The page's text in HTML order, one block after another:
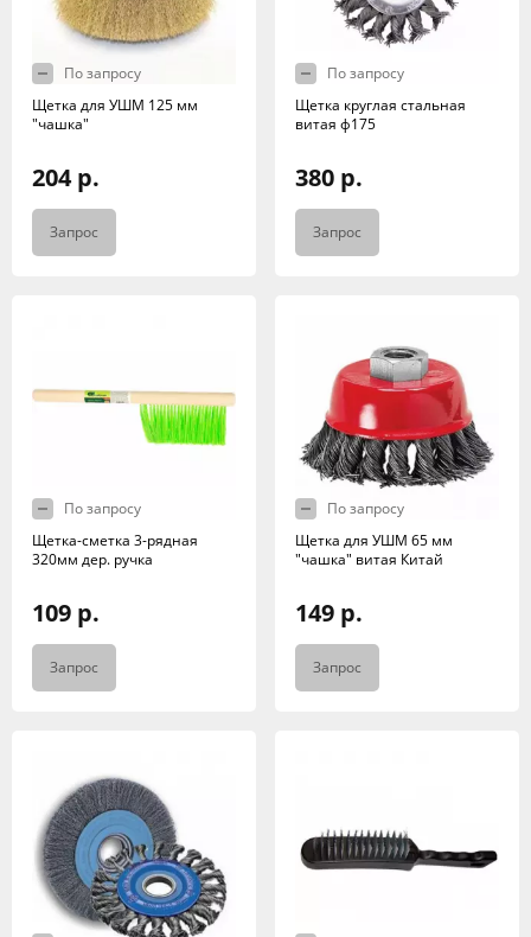
По запросу
Щетка для УШМ 125 мм
"чашка"
204 р.
Запрос
По запросу
Щетка круглая стальная
витая ф175
380 р.
Запрос
По запросу
Щетка-сметка 3-рядная
320мм дер. ручка
109 р.
Запрос
По запросу
Щетка для УШМ 65 мм
"чашка" витая Китай
149 р.
Запрос